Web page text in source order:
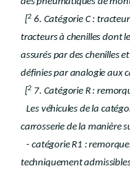
[2 6. Catégorie C :
tracteurs à chenilles dont
assurés par des chenilles
définies par analogie aux
[2 7. Catégorie R :
Les véhicules de la
carrosserie de la manière
- catégorie R1 :
techniquement